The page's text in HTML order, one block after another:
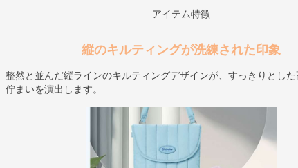
アイテム特徴
縦のキルティングが洗練された印象
整然と並んだ縦ラインのキルティングデザインが、すっきりとした
佇まいを演出します。